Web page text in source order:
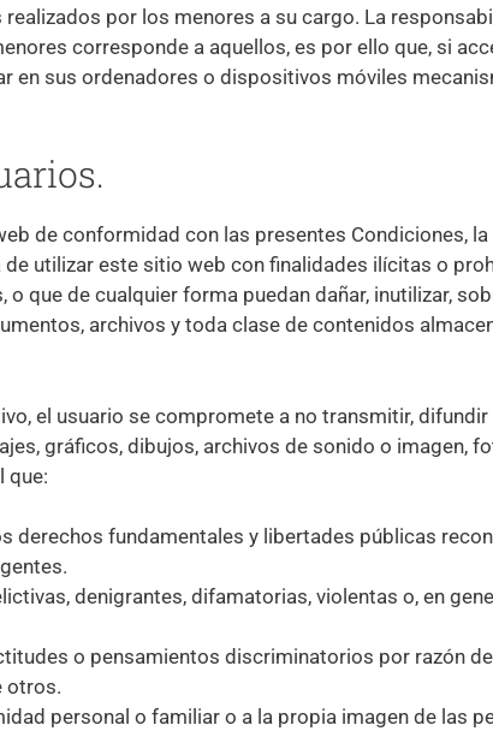
por los menores a su cargo. La
corresponde a aquellos, es por ello que, si
en sus ordenadores o dispositivos móviles
de conformidad con las presentes Condiciones, la
utilizar este sitio web con finalidades ilícitas o
que de cualquier forma puedan dañar, inutilizar,
archivos y toda clase de contenidos
el usuario se compromete a no transmitir,
gráficos, dibujos, archivos de sonido o imagen,
que:
derechos fundamentales y libertades públicas
denigrantes, difamatorias, violentas o, en
o pensamientos discriminatorios por razón
otros.
personal o familiar o a la propia imagen de las